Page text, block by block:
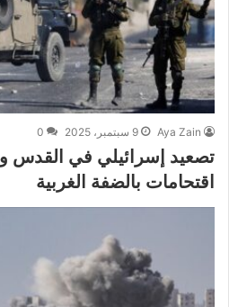
Aya Zain 9 سبتمبر، 2025 0
تصعيد إسرائيلي في القدس
اقتحامات بالضفة الغربية